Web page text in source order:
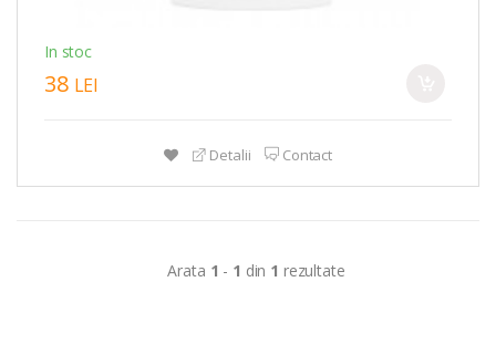
In stoc
38 LEI
Detalii Contact
Arata 1 - 1 din 1 rezultate